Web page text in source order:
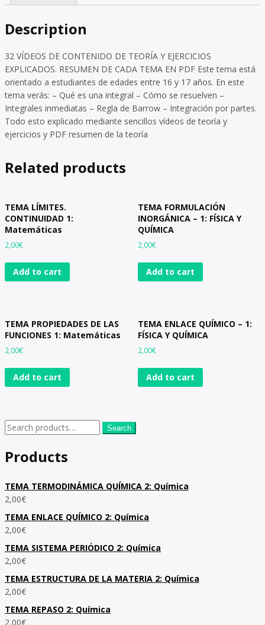
Description
32 VÍDEOS DE CONTENIDO DE TEORÍA Y EJERCICIOS
EXPLICADOS. RESUMEN DE CADA TEMA EN PDF Este tema está
orientado a estudiantes de edades entre 16 y 17 años. En este
tema verás: – Qué es una integral – Cómo se resuelven –
Integrales inmediatas – Regla de Barrow – Integración por partes.
Todo esto explicado mediante sencillos vídeos de teoría y
ejercicios y PDF resumen de la teoría
Related products
TEMA LÍMITES.
CONTINUIDAD 1:
Matemáticas
2,00€
Add to cart
TEMA FORMULACIÓN
INORGÁNICA – 1: FÍSICA Y
QUÍMICA
2,00€
Add to cart
TEMA PROPIEDADES DE LAS
FUNCIONES 1: Matemáticas
2,00€
Add to cart
TEMA ENLACE QUÍMICO – 1:
FÍSICA Y QUÍMICA
2,00€
Add to cart
Search
Products
TEMA TERMODINÁMICA QUÍMICA 2: Química
2,00€
TEMA ENLACE QUÍMICO 2: Química
2,00€
TEMA SISTEMA PERIÓDICO 2: Química
2,00€
TEMA ESTRUCTURA DE LA MATERIA 2: Química
2,00€
TEMA REPASO 2: Química
2,00€